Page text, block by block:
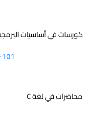
كورسات في أساسيات
محاضرات في لغة C